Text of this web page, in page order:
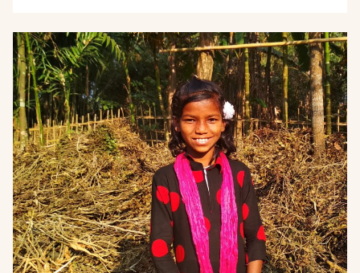
Read
article
"Skole
i
lokalsamfunnet"